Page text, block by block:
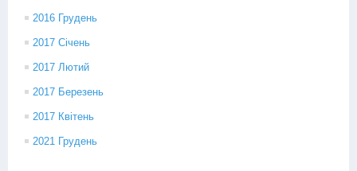
2016 Грудень
2017 Січень
2017 Лютий
2017 Березень
2017 Квітень
2021 Грудень